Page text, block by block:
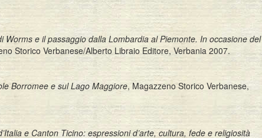
e il passaggio dalla Lombardia al Piemonte. In occasione del
Storico Verbanese/Alberto Libraio Editore, Verbania 2007.
Borromee e sul Lago Maggiore, Magazzeno Storico Verbanese,
e Canton Ticino: espressioni d’arte, cultura, fede e religiosità